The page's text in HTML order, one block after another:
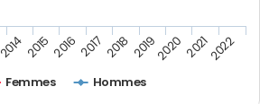
Femmes Hommes
2014 2015 2016 2017 2018 20192020 20212022